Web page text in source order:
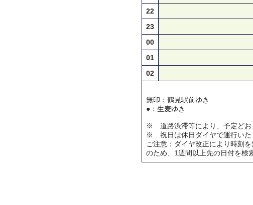
22
23
00
01
02
無印：鶴見駅前ゆき
●：生麦ゆき
※ 道路渋滞等により、予定どお
※ 祝日は休日ダイヤで運行いた
ご注意：ダイヤ改正により時刻
のため、1週間以上先の日付を検